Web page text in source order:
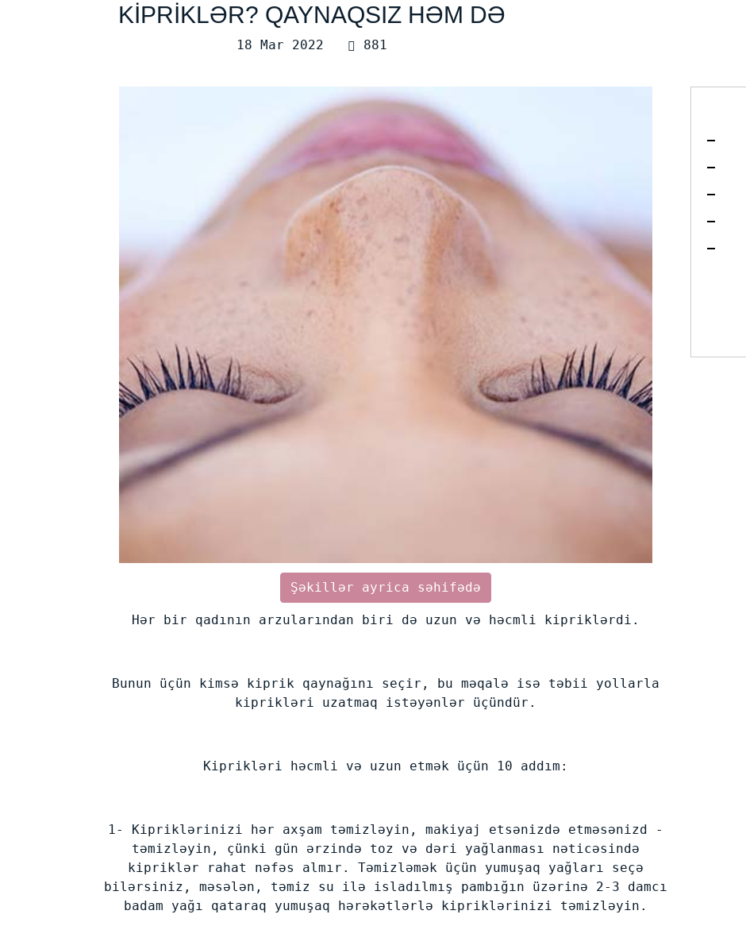
KİPRİKLƏR? QAYNAQSIZ HƏM DƏ
18 Mar 2022 881
Şəkillər ayrica səhifədə
Hər bir qadının arzularından biri də uzun və həcmli kipriklərdi.
Bunun üçün kimsə kiprik qaynağını seçir, bu məqalə isə təbii yollarla
kiprikləri uzatmaq istəyənlər üçündür.
Kiprikləri həcmli və uzun etmək üçün 10 addım:
1- Kipriklərinizi hər axşam təmizləyin, makiyaj etsənizdə etməsənizd -
təmizləyin, çünki gün ərzində toz və dəri yağlanması nəticəsində
kipriklər rahat nəfəs almır. Təmizləmək üçün yumuşaq yağları seçə
bilərsiniz, məsələn, təmiz su ilə isladılmış pambığın üzərinə 2-3 damcı
badam yağı qataraq yumuşaq hərəkətlərlə kipriklərinizi təmizləyin.